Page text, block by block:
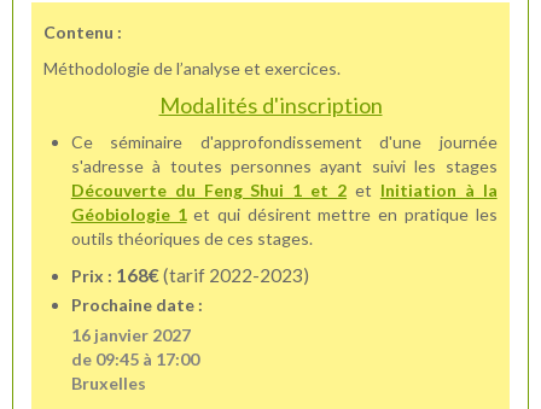
Contenu :
Méthodologie de l’analyse et exercices.
Modalités d'inscription
Ce séminaire d'approfondissement d'une journée
s'adresse à toutes personnes ayant suivi les stages
Découverte du Feng Shui 1 et 2 et Initiation à la
Géobiologie 1et qui désirent mettre en pratique les
outils théoriques de ces stages.
Prix : 168€(tarif 2022-2023)
Prochaine date :
16 janvier 2027
de 09:45 à 17:00
Bruxelles